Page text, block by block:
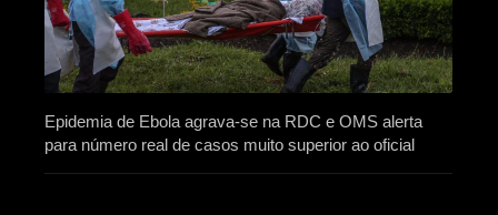
Epidemia de Ebola agrava-se na RDC e OMS alerta
para número real de casos muito superior ao oficial